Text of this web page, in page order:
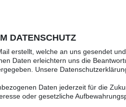
DATENSCHUTZ
erstellt, welche an uns gesendet
Daten erleichtern uns die
Unsere
Daten jederzeit für die
oder gesetzliche